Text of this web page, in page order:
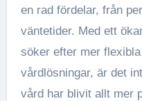
en rad fördelar, från
väntetider. Med ett
söker efter mer
vårdlösningar, är det
vård har blivit allt mer